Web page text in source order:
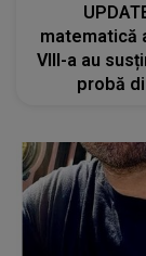
matematică
VIII-a au
probă